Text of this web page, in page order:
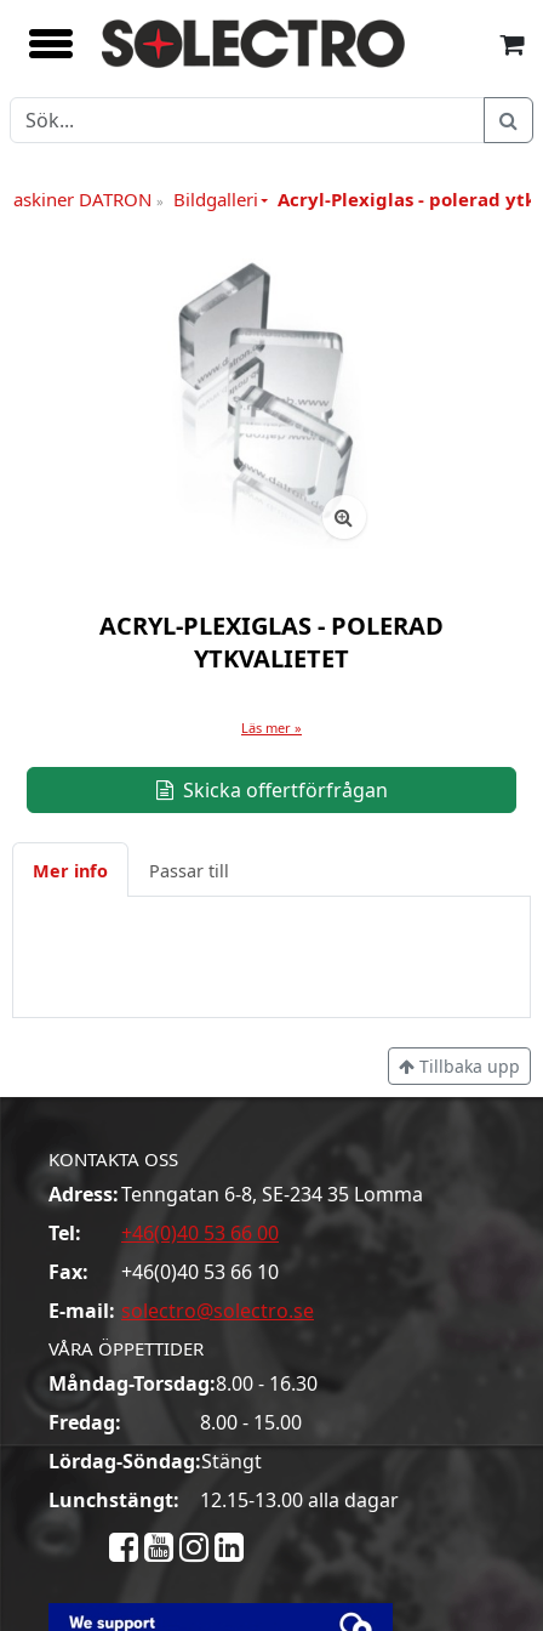
DATRON » Bildgalleri Acryl-Plexiglas - polerad
ACRYL-PLEXIGLAS - POLERAD
YTKVALIETET
Läs mer »
Skicka offertförfrågan
Mer info Passar till
Tillbaka upp
KONTAKTA OSS
Adress:Tenngatan 6-8, SE-234 35 Lomma
Tel:
+46(0)40 53 66 00
Fax:
+46(0)40 53 66 10
E-mail: solectro@solectro.se
VÅRA ÖPPETTIDER
Måndag-Torsdag:8.00 - 16.30
Fredag:
8.00 - 15.00
Lördag-Söndag:Stängt
Lunchstängt:
12.15-13.00 alla dagar